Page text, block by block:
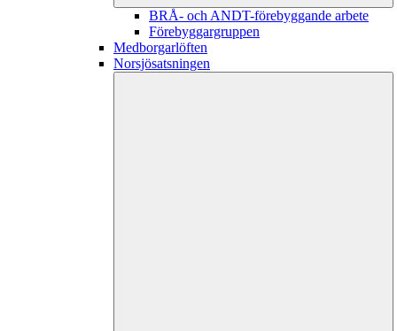
BRÅ- och ANDT-förebyggande arbete
Förebyggargruppen
Medborgarlöften
Norsjösatsningen